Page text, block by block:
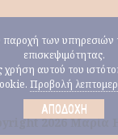
2026 Μαρία
των
επισκεψιμότητας.
χρήση αυτού του
Προβολή
ΑΠΟΔΟΧΉ